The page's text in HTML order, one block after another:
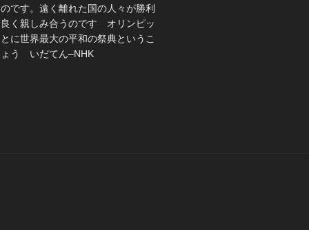
です。遠く離れた国の人々が勝利
く親しみ合うのです オリンピッ
に世界最大の平和の祭典というこ
ょう いだてん–NHK